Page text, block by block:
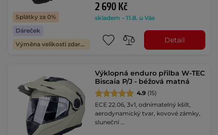
Splátky za 0%
Dáreček
Výměna velikosti zdarma
2 690 Kč
skladem – 11.8. u Vás
Detail
Výklopná enduro přilba W-TEC
Biscaia P/J - béžová matná
4.9 (15)
ECE 22.06, 3v1, odnímatelný kšilt,
aerodynamický tvar, kovové zámky,
sluneční …